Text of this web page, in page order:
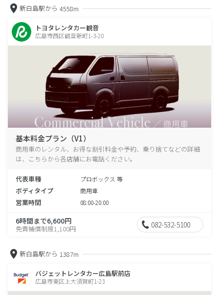
新白島駅から 4558m
トヨタレンタカー観音
広島市西区観音新町1-3-20
基本料金プラン（V1）
商用車のレンタル、お得な割引料金や予約、乗り捨てなどの詳細
は、こちらから各店舗にお電話ください。
代表車種 プロボックス 等
ボディタイプ 商用車
営業時間 08:00-20:00
6時間まで6,600円
免責補償制度1,100円 082-532-5100
新白島駅から 1387m
バジェットレンタカー広島駅前店
広島市東区上大須賀町1-23